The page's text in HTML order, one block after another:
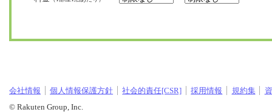
会社情報 個人情報保護方針 社会的責任[CSR] 採用情報 規約集
© Rakuten Group, Inc.